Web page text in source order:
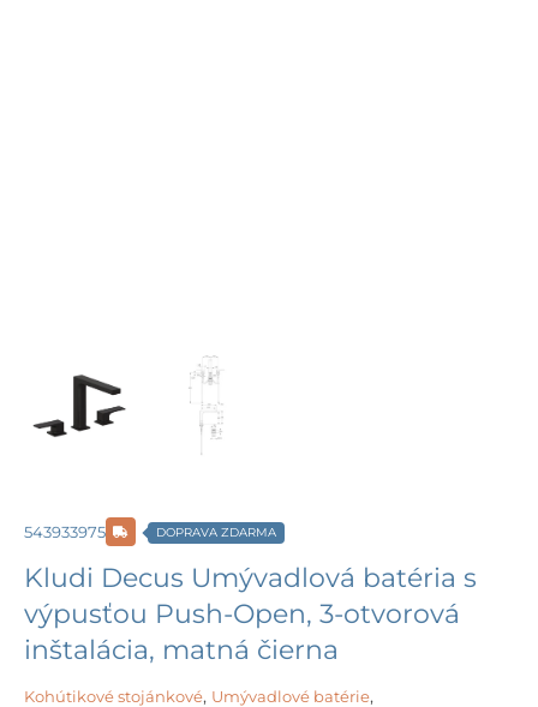
543933975 DOPRAVA ZDARMA
Kludi Decus Umývadlová batéria s
výpusťou Push-Open, 3-otvorová
inštalácia, matná čierna
Kohútikové stojánkové, Umývadlové batérie,